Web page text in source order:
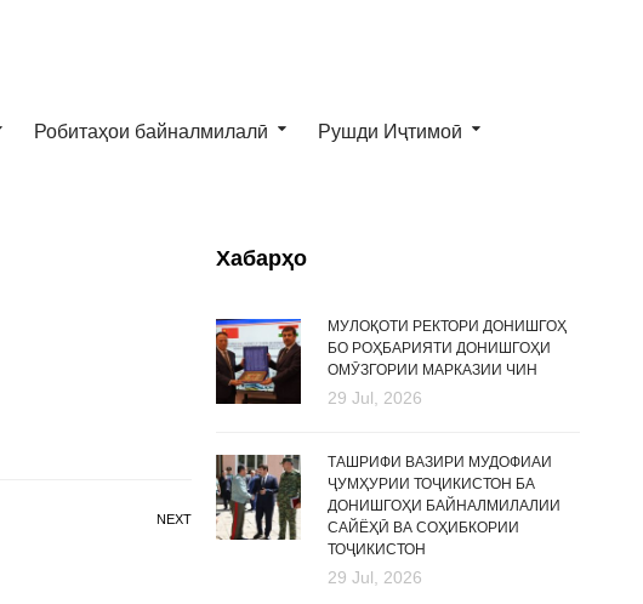
Робитаҳои байналмилалӣ Рушди Иҷтимоӣ
NEXT
Хабарҳо
МУЛОҚОТИ РЕКТОРИ ДОНИШГОҲ
БО РОҲБАРИЯТИ ДОНИШГОҲИ
ОМӮЗГОРИИ МАРКАЗИИ ЧИН
29 Jul, 2026
ТАШРИФИ ВАЗИРИ МУДОФИАИ
ҶУМҲУРИИ ТОҶИКИСТОН БА
ДОНИШГОҲИ БАЙНАЛМИЛАЛИИ
САЙЁҲӢ ВА СОҲИБКОРИИ
ТОҶИКИСТОН
29 Jul, 2026